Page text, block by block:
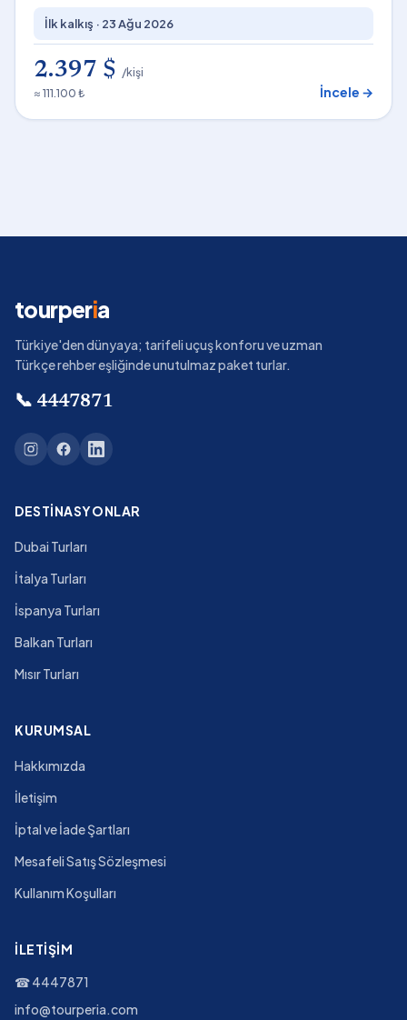
İlk kalkış · 23 Ağu 2026
2.397 $ /kişi
≈ 111.100 ₺
İncele →
tourperia
Türkiye'den dünyaya; tarifeli uçuş konforu ve uzman
Türkçe rehber eşliğinde unutulmaz paket turlar.
📞 4447871
DESTINASYONLAR
Dubai Turları
İtalya Turları
İspanya Turları
Balkan Turları
Mısır Turları
KURUMSAL
Hakkımızda
İletişim
İptal ve İade Şartları
Mesafeli Satış Sözleşmesi
Kullanım Koşulları
İLETIŞIM
☎4447871
info@tourperia.com